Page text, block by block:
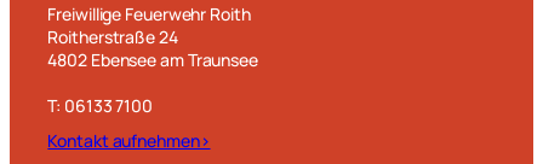
Freiwillige Feuerwehr Roith
Roitherstraße 24
4802 Ebensee am Traunsee
T: 06133 7100
Kontakt aufnehmen>